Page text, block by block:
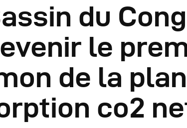
Conseils
Comptes
du
le
de la
co2